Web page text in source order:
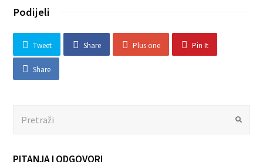
Podijeli
Tweet Share Plus one Pin It
Share
Submit
PITANJA I ODGOVORI